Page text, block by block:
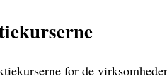
for de